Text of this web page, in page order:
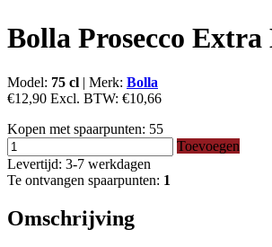
Bolla Prosecco
Model: 75 cl | Merk: Bolla
€12,90 Excl. BTW: €10,66
Kopen met spaarpunten: 55
Toevoegen
Levertijd: 3-7 werkdagen
Te ontvangen spaarpunten: 1
Omschrijving